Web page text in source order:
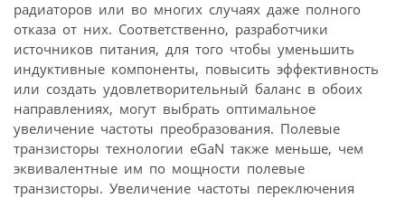
радиаторов или во многих случаях даже полного
отказа от них. Соответственно, разработчики
источников питания, для того чтобы уменьшить
индуктивные компоненты, повысить эффективность
или создать удовлетворительный баланс в обоих
направлениях, могут выбрать оптимальное
увеличение частоты преобразования. Полевые
транзисторы технологии eGaN также меньше, чем
эквивалентные им по мощности полевые
транзисторы. Увеличение частоты переключения